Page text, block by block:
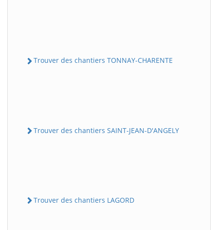
Trouver des chantiers TONNAY-CHARENTE
Trouver des chantiers SAINT-JEAN-D'ANGELY
Trouver des chantiers LAGORD